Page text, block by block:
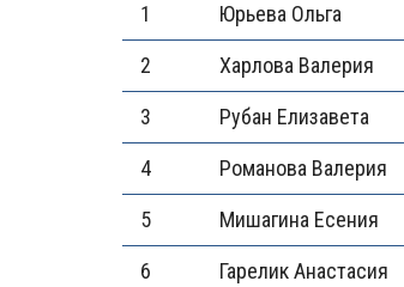
1 Юрьева Ольга
2 Харлова Валерия
3 Рубан Елизавета
4 Романова Валерия
5 Мишагина Есения
6 Гарелик Анастасия